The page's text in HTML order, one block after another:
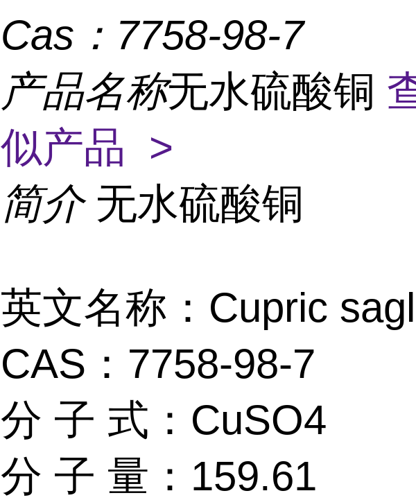
Cas： 7758-98-7
产品名称无水硫酸铜
似产品 >
简介 无水硫酸铜
英文名称：Cupric
CAS：7758-98-7
分 子 式：CuSO4
分 子 量：159.61